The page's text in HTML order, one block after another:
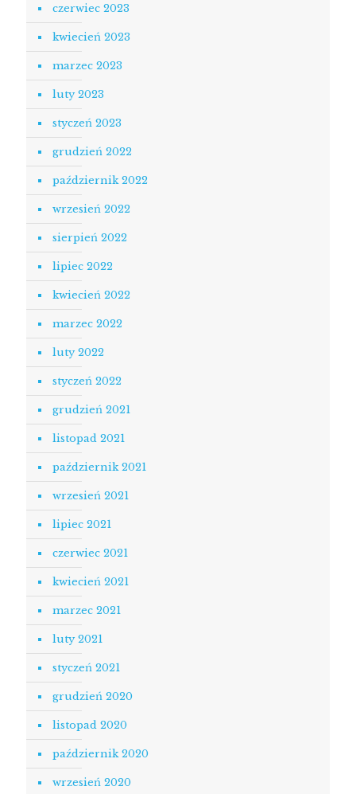
czerwiec 2023
kwiecień 2023
marzec 2023
luty 2023
styczeń 2023
grudzień 2022
październik 2022
wrzesień 2022
sierpień 2022
lipiec 2022
kwiecień 2022
marzec 2022
luty 2022
styczeń 2022
grudzień 2021
listopad 2021
październik 2021
wrzesień 2021
lipiec 2021
czerwiec 2021
kwiecień 2021
marzec 2021
luty 2021
styczeń 2021
grudzień 2020
listopad 2020
październik 2020
wrzesień 2020